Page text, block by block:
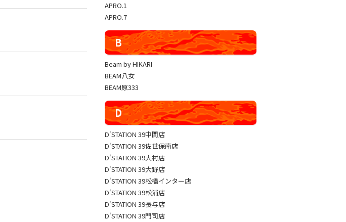
聖域取材
戸畑クエスト
YUKO LUCKY×FACE 共闘取材
ヴァルヴレイヴ編集部一斉調査
三共闘取材
熊本の陣
協力取材
ゼッパチ取材
APRO.1
APRO.7
B
Beam by HIKARI
BEAM八女
BEAM原333
D
D'STATION 39中間店
D'STATION 39佐世保南店
D'STATION 39大村店
D'STATION 39大野店
D'STATION 39松橋インター店
D'STATION 39松浦店
D'STATION 39長与店
D'STATION 39門司店